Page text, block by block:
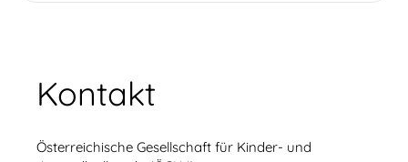
Kontakt
Österreichische Gesellschaft für Kinder- und